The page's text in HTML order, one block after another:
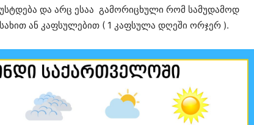
და არც ესაა გამორიცხული რომ სამუდამოდ
ან კაფსულებით ( 1 კაფსულა დღეში ორჯერ ).